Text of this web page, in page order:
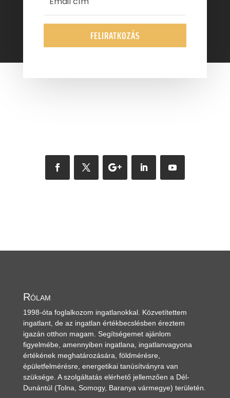
FELIRATKOZÁS
Rólam
1998-óta foglalkozom ingatlanokkal. Közvetítettem
ingatlant, de az ingatlan értékbecslésben éreztem
igazán otthon magam. Segítségemet ajánlom
figyelmébe, amennyiben ingatlana, ingatlanvagyona
értékének meghatározására, földmérésre,
épületfelmérésre, energetikai tanúsítványra van
szüksége. A szolgáltatás elérhető jellemzően a Dél-
Dunántúl (Tolna, Somogy, Baranya vármegye) területén.